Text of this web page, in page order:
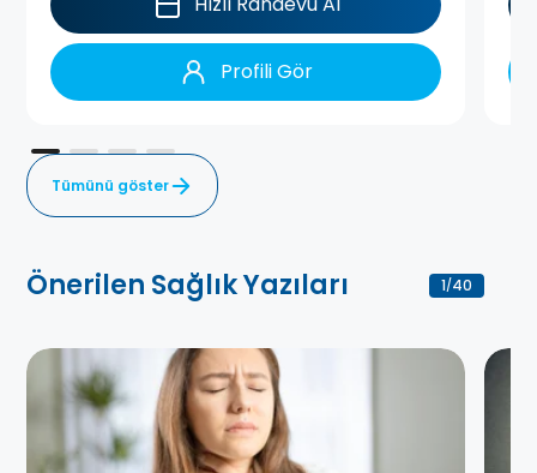
Profili Gör
Tümünü göster
Önerilen Sağlık Yazıları 1/40